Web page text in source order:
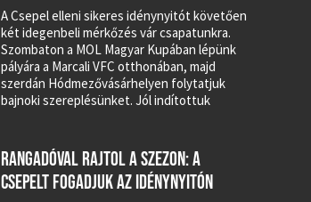
A Csepel elleni sikeres idénynyitót követően
két idegenbeli mérkőzés vár csapatunkra.
Szombaton a MOL Magyar Kupában lépünk
pályára a Marcali VFC otthonában, majd
szerdán Hódmezővásárhelyen folytatjuk
bajnoki szereplésünket. Jól indítottuk
RANGADÓVAL RAJTOL A SZEZON: A
CSEPELT FOGADJUK AZ IDÉNYNYITÓN